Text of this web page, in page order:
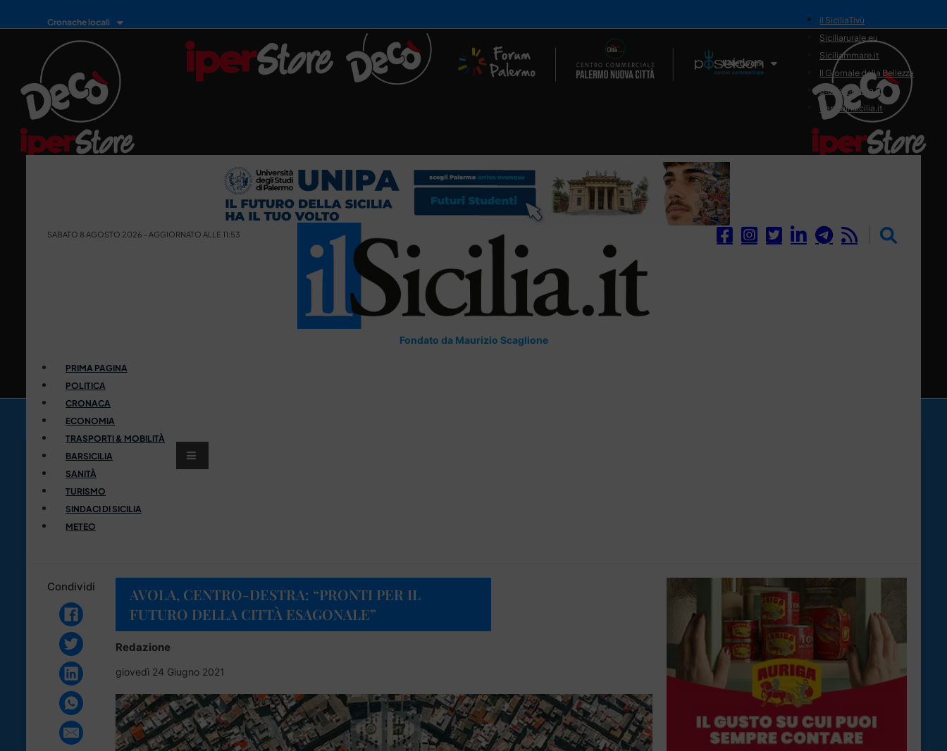
Cronache locali
Il Network
il SiciliaTivù
Siciliarurale.eu
Siciliammare.it
Il Giornale della Bellezza
Siciliamedica.it
Sanitainsicilia.it
SABATO 8 AGOSTO 2026 - AGGIORNATO ALLE 11:53
Fondato da Maurizio Scaglione
PRIMA PAGINA
POLITICA
CRONACA
ECONOMIA
TRASPORTI & MOBILITÀ
BARSICILIA
SANITÀ
TURISMO
SINDACI DI SICILIA
METEO
Condividi
AVOLA, CENTRO-DESTRA: “PRONTI PER IL
FUTURO DELLA CITTÀ ESAGONALE”
Redazione
giovedì 24 Giugno 2021